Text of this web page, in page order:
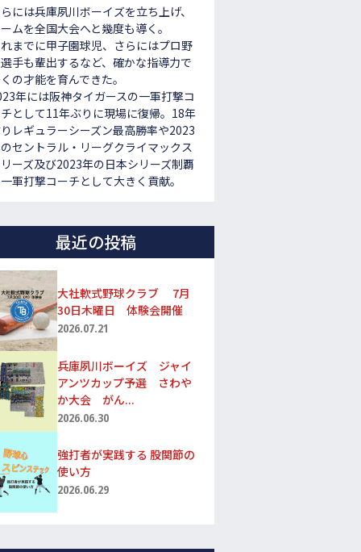
には兵庫夙川ボーイズを立ち上げ、
ムを全国大会へと幾度も導く。
までに甲子園球児、さらにはプロ野
手も輩出するなど、確かな指導力で
の才能を育んできた。
年には阪神タイガースの一軍打撃コ
として11年ぶりに現場に復帰。18年
レギュラーシーズン最高勝率や2023
セントラル・リーグクライマックス
ーズ及び2023年の日本シリーズ制覇
軍打撃コーチとして大きく貢献。
最近の投稿
大社軟式野球クラブ 7月
30日木曜日 体験会開催
2026.07.21
兵庫夙川ボーイズ ジャイ
アンツカップ予選 さわや
か大会 がん...
2026.06.30
強打者が実践する 股関節の
使い方
2026.06.29